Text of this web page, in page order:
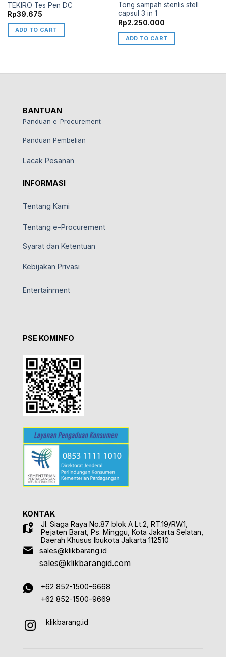
TEKIRO Tes Pen DC
Rp39.675
ADD TO CART
Tong sampah stenlis stell
capsul 3 in 1
Rp2.250.000
ADD TO CART
BANTUAN
Panduan e-Procurement
Panduan Pembelian
Lacak Pesanan
INFORMASI
Tentang Kami
Tentang e-Procurement
Syarat dan Ketentuan
Kebijakan Privasi
Entertainment
PSE KOMINFO
KONTAK
Jl. Siaga Raya No.87 blok A Lt.2, RT.19/RW.1,
Pejaten Barat, Ps. Minggu, Kota Jakarta Selatan,
Daerah Khusus Ibukota Jakarta 112510
sales@klikbarang.id
sales@klikbarangid.com
+62 852-1500-6668
+62 852-1500-9669
klikbarang.id